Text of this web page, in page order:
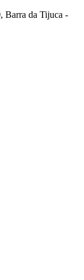
Barra da Tijuca -